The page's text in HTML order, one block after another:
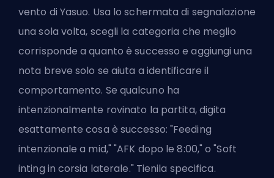
vento di Yasuo. Usa loschermata di segnalazione
una sola volta, scegli la categoria che meglio
corrisponde a quanto è successo e aggiungi una
nota breve solo se aiuta a identificare il
comportamento. Se qualcuno ha
intenzionalmente rovinato la partita, digita
esattamente cosa è successo: "Feeding
intenzionale a mid," "AFK dopo le 8:00," o "Soft
inting in corsia laterale." Tienila specifica.